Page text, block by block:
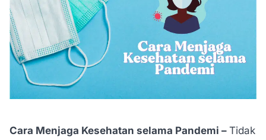
Cara Menjaga Kesehatan selama Pandemi – Tidak